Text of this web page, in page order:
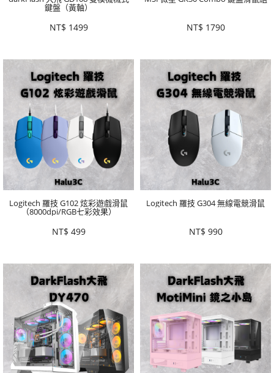
鍵盤（黃軸）
NT$ 1499 NT$ 1790
Logitech 羅技 G102 炫彩遊戲滑鼠
（8000dpi/RGB七彩效果）
NT$ 499
Logitech 羅技 G304 無線電競滑鼠
NT$ 990